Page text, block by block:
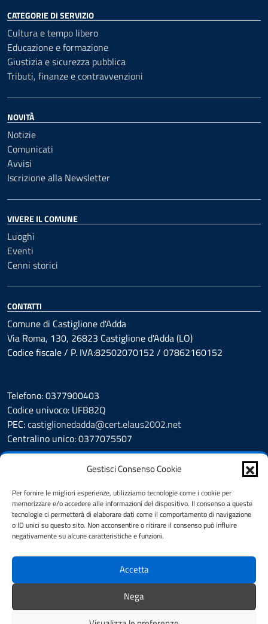
Gestisci Consenso Cookie
Per fornire le migliori esperienze, utilizziamo tecnologie come i cookie per
memorizzare e/o accedere alle informazioni del dispositivo. Il consenso a queste
tecnologie ci permetterà di elaborare dati come il comportamento di navigazione
o ID unici su questo sito. Non acconsentire o ritirare il consenso può influire
negativamente su alcune caratteristiche e funzioni.
Accetta
Nega
CATEGORIE DI SERVIZIO
Cultura e tempo libero
Educazione e formazione
Giustizia e sicurezza pubblica
Tributi, finanze e contravvenzioni
NOVITÀ
Notizie
Comunicati
Avvisi
Iscrizione alla Newsletter
VIVERE IL COMUNE
Luoghi
Eventi
Cenni storici
CONTATTI
Comune di Castiglione d'Adda
Via Roma, 130, 26823 Castiglione d'Adda (LO)
Codice fiscale / P. IVA:82502070152 / 07862160152
Telefono: 0377900403
Codice univoco: UFB82Q
PEC:castiglionedadda@cert.elaus2002.net
Centralino unico: 0377075507
Prenotazione appuntamento
Segnalazione disservizio
Amministrazione Trasparente
Albo Pretorio
Cookie Policy
Dichiarazione di accessibilità
Obiettivi di accessibilità
Feedback